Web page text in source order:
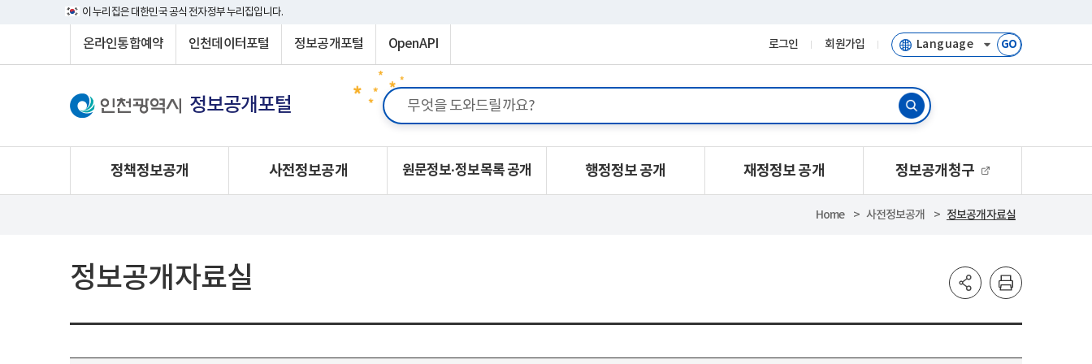
이 누리집은 대한민국 공식 전자정부 누리집입니다.
온라인통합예약 인천데이터포털 정보공개포털 OpenAPI 로그인 회원가입 GO
정보공개포털
정책정보공개 사전정보공개 원문정보·정보목록 공개 행정정보 공개 재정정보 공개 정보공개청구
Home 사전정보공개 정보공개자료실
정보공개자료실